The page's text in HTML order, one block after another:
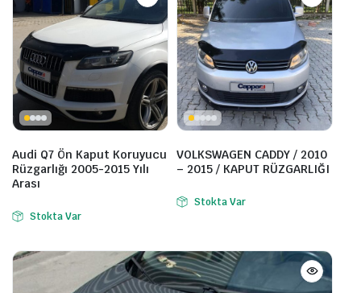
Audi Q7 Ön Kaput Koruyucu
Rüzgarlığı 2005-2015 Yılı
Arası
Stokta Var
VOLKSWAGEN CADDY / 2010
– 2015 / KAPUT RÜZGARLIĞI
Stokta Var